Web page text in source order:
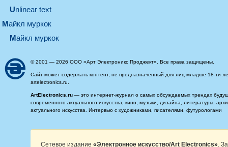
Unlinear text
майкл муркок
майкл муркок
© 2001 — 2026 ООО «Арт Электроникс Проджект». Все права защищены.
Сайт может содержать контент, не предназначенный для лиц младше 18-ти
artelectronics.ru.
ArtElectronics.ru — это интернет-журнал о самых обсуждаемых трендах
современного актуального искусства, кино, музыки, дизайна, литературы,
актуального искусства. Интервью с художниками, писателями, футурологами
Сетевое издание «Электронное искусство/Art Electronics» .